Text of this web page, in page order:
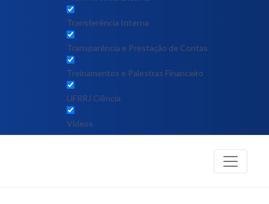
Transferência Interna
Transparência e Prestação de Contas
Treinamentos e Palestras Financeiro
UFRRJ Ciência
Vídeos